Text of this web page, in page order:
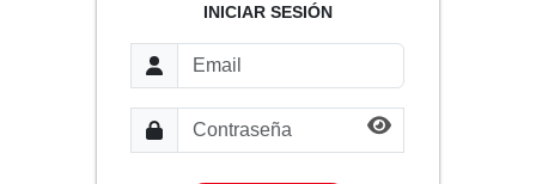
INICIAR SESIÓN